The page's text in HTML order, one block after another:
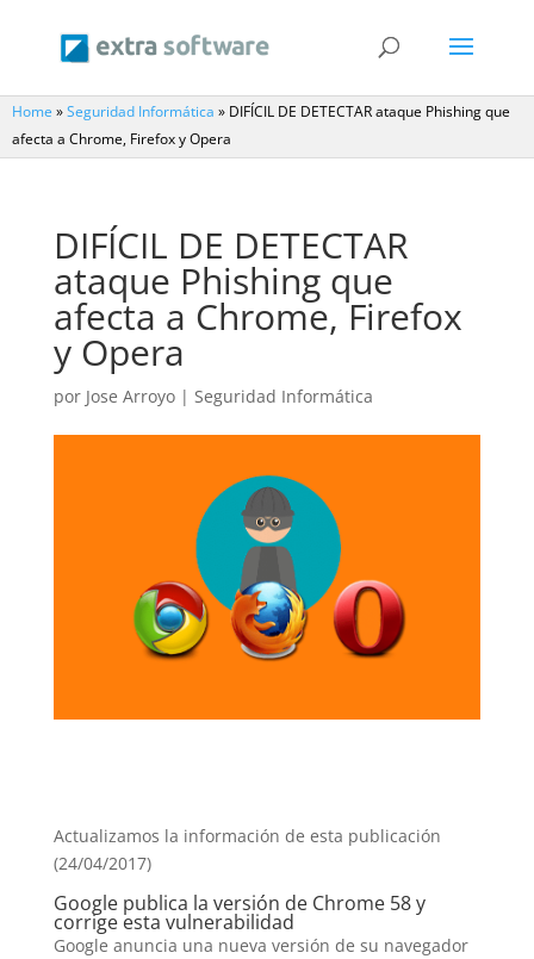
Home »Seguridad Informática » DIFÍCIL DE DETECTAR ataque Phishing que
afecta a Chrome, Firefox y Opera
DIFÍCIL DE DETECTAR
ataque Phishing que
afecta a Chrome, Firefox
y Opera
por Jose Arroyo| Seguridad Informática
Actualizamos la información de esta publicación
(24/04/2017)
Google publica la versión de Chrome 58 y
corrige esta vulnerabilidad
Google anuncia una nueva versión de su navegador